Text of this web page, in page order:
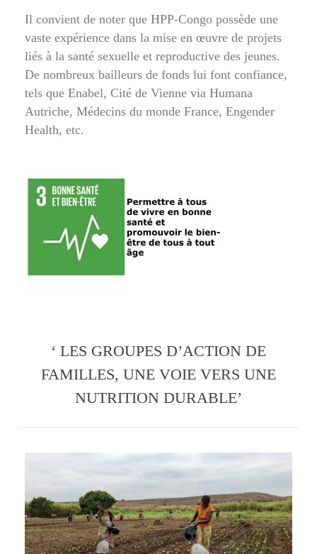
Il convient de noter que HPP-Congo possède une
vaste expérience dans la mise en œuvre de projets
liés à la santé sexuelle et reproductive des jeunes.
De nombreux bailleurs de fonds lui font confiance,
tels que Enabel, Cité de Vienne via Humana
Autriche, Médecins du monde France, Engender
Health, etc.
‘ LES GROUPES D’ACTION DE
FAMILLES, UNE VOIE VERS UNE
NUTRITION DURABLE’